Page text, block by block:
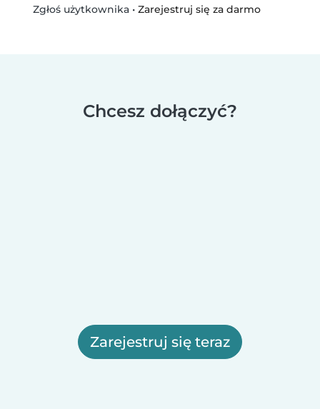
Zgłoś użytkownika• Zarejestruj się za darmo
Chcesz dołączyć?
Zarejestruj się teraz